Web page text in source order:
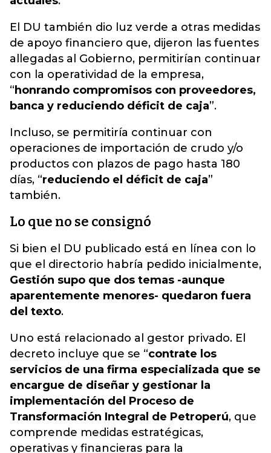
El DU también dio luz verde a otras medidas
de apoyo financiero que, dijeron las fuentes
allegadas al Gobierno, permitirían continuar
con la operatividad de la empresa,
“honrando compromisos con proveedores,
banca y reduciendo déficit de caja”.
Incluso, se permitiría continuar con
operaciones de importación de crudo y/o
productos con plazos de pago hasta 180
días, “reduciendo el déficit de caja”
también.
Lo que no se consignó
Si bien el DU publicado está en línea con lo
que el directorio habría pedido inicialmente,
Gestión supo que dos temas -aunque
aparentemente menores- quedaron fuera
del texto.
Uno está relacionado al gestor privado. El
decreto incluye que se “contrate los
servicios de una firma especializada que se
encargue de diseñar y gestionar la
implementación del Proceso de
Transformación Integral de Petroperú, que
comprende medidas estratégicas,
operativas y financieras para la